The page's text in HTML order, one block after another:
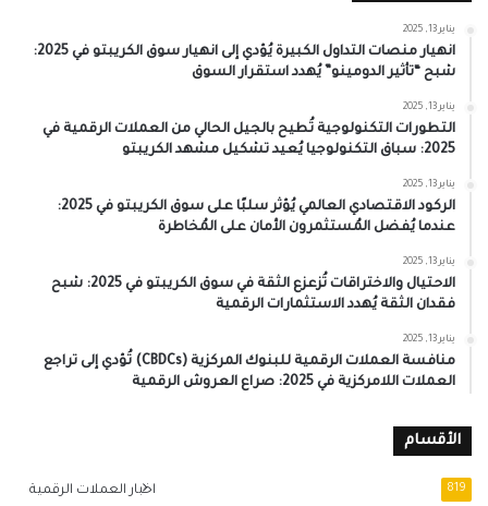
يناير 13, 2025
انهيار منصات التداول الكبيرة يُؤدي إلى انهيار سوق الكريبتو في 2025:
شبح “تأثير الدومينو” يُهدد استقرار السوق
يناير 13, 2025
التطورات التكنولوجية تُطيح بالجيل الحالي من العملات الرقمية في
2025: سباق التكنولوجيا يُعيد تشكيل مشهد الكريبتو
يناير 13, 2025
الركود الاقتصادي العالمي يُؤثر سلبًا على سوق الكريبتو في 2025:
عندما يُفضل المُستثمرون الأمان على المُخاطرة
يناير 13, 2025
الاحتيال والاختراقات تُزعزع الثقة في سوق الكريبتو في 2025: شبح
فقدان الثقة يُهدد الاستثمارات الرقمية
يناير 13, 2025
منافسة العملات الرقمية للبنوك المركزية (CBDCs) تُؤدي إلى تراجع
العملات اللامركزية في 2025: صراع العروش الرقمية
الأقسام
اخبار العملات الرقمية 819